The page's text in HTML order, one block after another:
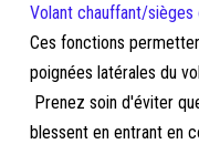
Volant chauffant/sièges
Ces fonctions
poignées latérales du
Prenez soin d'éviter
blessent en entrant en